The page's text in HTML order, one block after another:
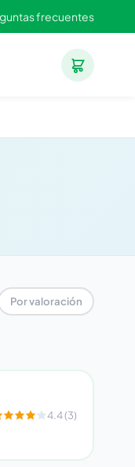
frecuentes
Por valoración
4.4 (3)